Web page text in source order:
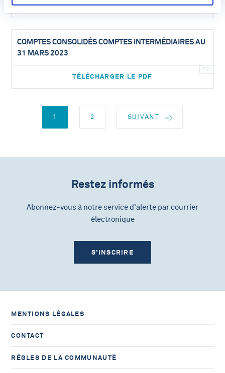
TÉLÉCHARGER LE PDF
COMPTES CONSOLIDÉS COMPTES INTERMÉDIAIRES AU
31 MARS 2023
TÉLÉCHARGER LE PDF
1 2 SUIVANT
Restez informés
Abonnez-vous à notre service d'alerte par courrier
électronique
S’INSCRIRE
MENTIONS LÉGALES
CONTACT
RÈGLES DE LA COMMUNAUTÉ